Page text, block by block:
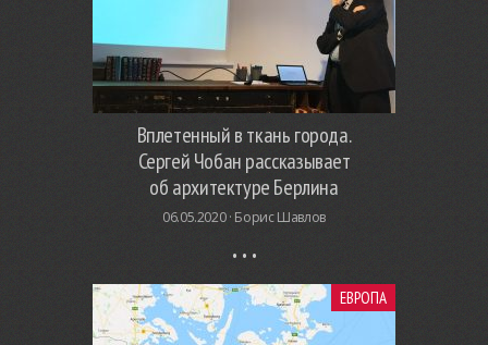
Вплетенный в ткань города.
Сергей Чобан рассказывает
об архитектуре Берлина
06.05.2020 · Борис Шавлов
ЕВРОПА